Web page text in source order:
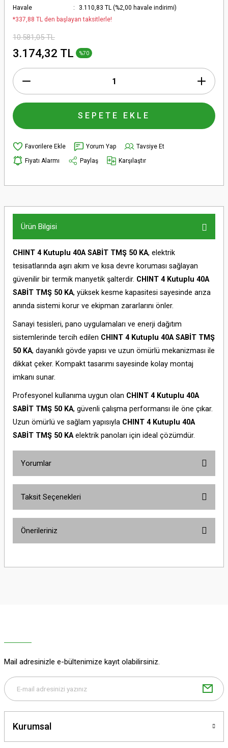
Havale
3.110,83 TL (%2,00 havale indirimi)
*337,88 TL den başlayan taksitlerle!
10.581,05 TL
3.174,32 TL %70
SEPETE EKLE
Yorum Yap
Tavsiye Et
Fiyatı Alarmı
Paylaş Karşılaştır
Ürün Bilgisi
CHINT 4 Kutuplu 40A SABİT TMŞ 50 KA, elektrik
tesisatlarında aşırı akım ve kısa devre koruması sağlayan
güvenilir bir termik manyetik şalterdir. CHINT 4 Kutuplu 40A
SABİT TMŞ 50 KA, yüksek kesme kapasitesi sayesinde arıza
anında sistemi korur ve ekipman zararlarını önler.
Sanayi tesisleri, pano uygulamaları ve enerji dağıtım
sistemlerinde tercih edilen CHINT 4 Kutuplu 40A SABİT TMŞ
50 KA, dayanıklı gövde yapısı ve uzun ömürlü mekanizması ile
dikkat çeker. Kompakt tasarımı sayesinde kolay montaj
imkanı sunar.
Profesyonel kullanıma uygun olan CHINT 4 Kutuplu 40A
SABİT TMŞ 50 KA, güvenli çalışma performansı ile öne çıkar.
Uzun ömürlü ve sağlam yapısıyla CHINT 4 Kutuplu 40A
SABİT TMŞ 50 KAelektrik panoları için ideal çözümdür.
Yorumlar
Taksit Seçenekleri
Önerileriniz
yetersiz gördüğünüz noktaları öneri formunu kullanarak tarafımıza
Bu ürüne benzer farklı alternatifler olmalı.
Mail adresinizle e-bültenimize kayıt olabilirsiniz.
Kurumsal